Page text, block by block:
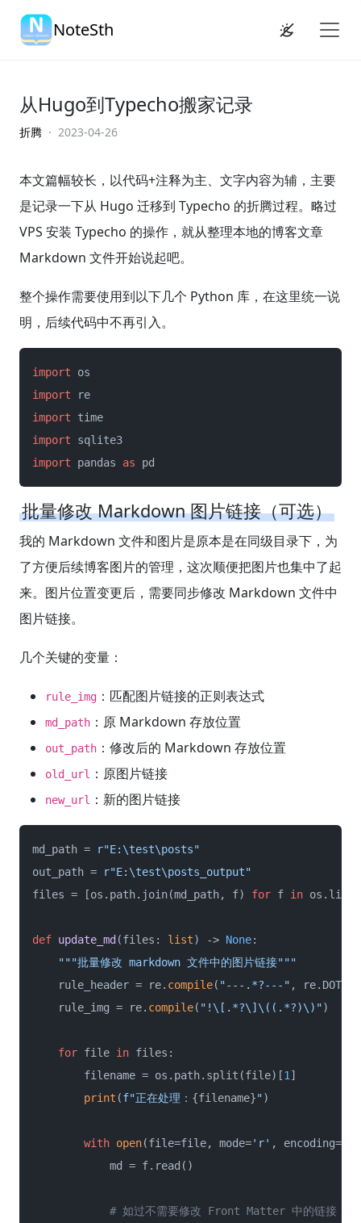
NoteSth
从Hugo到Typecho搬家记录
折腾 · 2023-04-26
本文篇幅较长，以代码+注释为主、文字内容为辅，主要
是记录一下从 Hugo 迁移到 Typecho 的折腾过程。略过
VPS 安装 Typecho 的操作，就从整理本地的博客文章
Markdown 文件开始说起吧。
整个操作需要使用到以下几个 Python 库，在这里统一说
明，后续代码中不再引入。
import
import
import
import
import pandas as pd
批量修改 Markdown 图片链接（可选）
我的 Markdown 文件和图片是原本是在同级目录下，为
了方便后续博客图片的管理，这次顺便把图片也集中了起
来。图片位置变更后，需要同步修改 Markdown 文件中
图片链接。
几个关键的变量：
rule_img ：匹配图片链接的正则表达式
md_path ：原 Markdown 存放位置
out_path ：修改后的 Markdown 存放位置
old_url ：原图片链接
new_url ：新的图片链接
md_path =
r"E:\test\posts"
out_path =
r"E:\test\posts_output"
files = [os.path.join(md_path, f) for f in
def update_md (files: list) -> None:
"""批量修改 markdown 文件中的图片链接"""
rule_header = re. compile( "---.*?---" ,
rule_img = re. compile( "!\[.*?\]\((.*?)\)")
for file in files:
filename = os.path.split(file)[1 ]
print (f"正在处理： {filename}")
with open(file=file, mode='r' , encoding=
md = f.read()
# 如过不需要修改 Front Matter 中的链接